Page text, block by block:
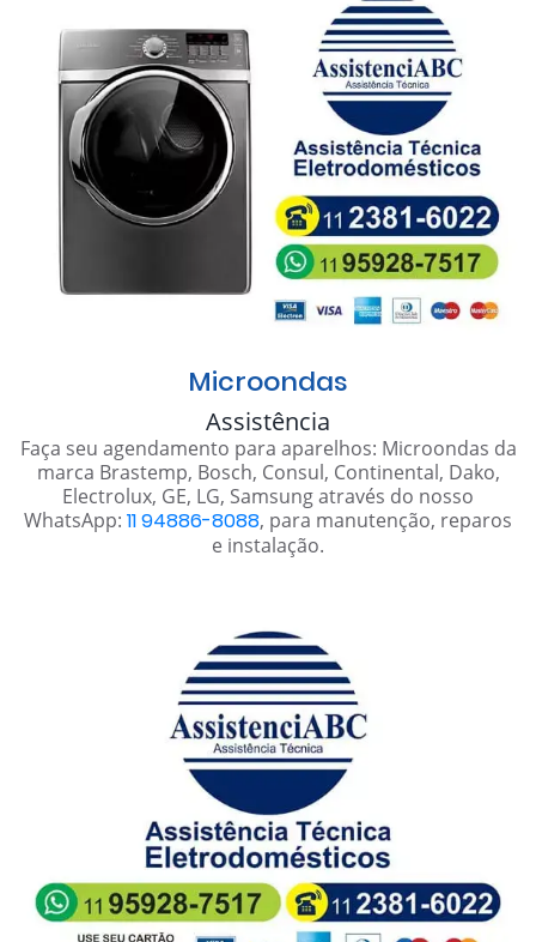
Microondas
Assistência
Faça seu agendamento para aparelhos: Microondas da
marca Brastemp, Bosch, Consul, Continental, Dako,
Electrolux, GE, LG, Samsung através do nosso
WhatsApp: 11 94886-8088, para manutenção, reparos
e instalação.